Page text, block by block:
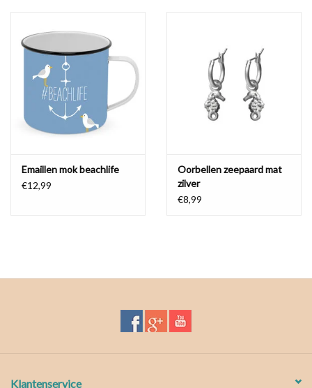
Emaillen mok beachlife
€12,99
Oorbellen zeepaard mat
zilver
€8,99
Klantenservice